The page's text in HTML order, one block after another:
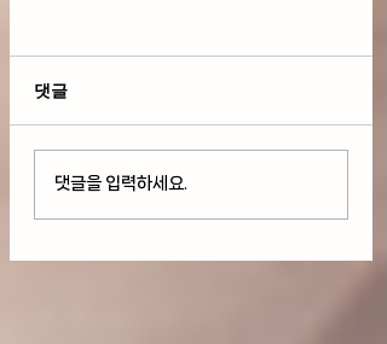
호르뮤즈 해협 긴장 국제
하락(08/06/26)
댓글
댓글을 입력하세요.